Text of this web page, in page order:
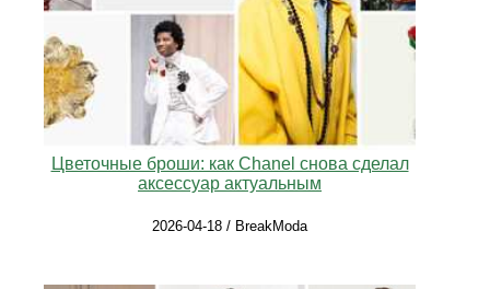
Цветочные броши: как Chanel снова сделал
аксессуар актуальным
2026-04-18 / BreakModa